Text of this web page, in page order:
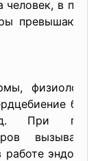
в
превышают
вызывает